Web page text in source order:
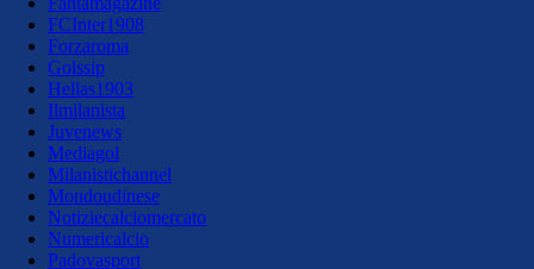
FCInter1908
Forzaroma
Golssip
Hellas1903
Ilmilanista
Juvenews
Mediagol
Milanistichannel
Mondoudinese
Notiziecalciomercato
Numericalcio
Padovasport